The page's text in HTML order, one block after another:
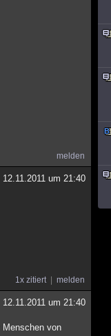
melden
12.11.2011 um 21:40
1x zitiert melden
12.11.2011 um 21:40
Menschen von